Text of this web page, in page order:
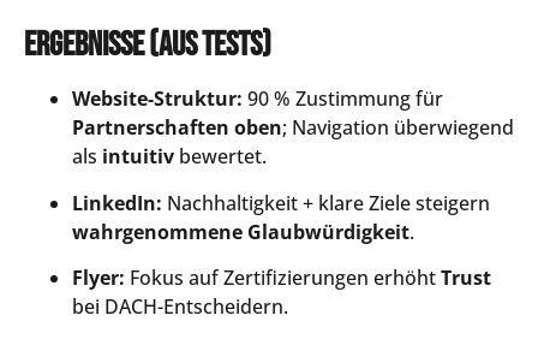
Ergebnisse (aus Tests)
Website-Struktur: 90 % Zustimmung für
Partnerschaften oben; Navigation überwiegend
als intuitiv bewertet.
LinkedIn: Nachhaltigkeit + klare Ziele steigern
wahrgenommene Glaubwürdigkeit.
Flyer: Fokus auf Zertifizierungen erhöhtTrust
bei DACH-Entscheidern.